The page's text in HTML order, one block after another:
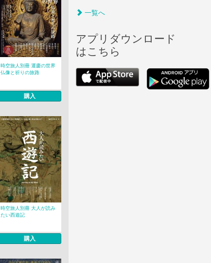
時空旅人別冊 運慶の世界
仏像と祈りの旅路
購入
時空旅人別冊 大人が読み
たい西遊記
購入
一覧へ
アプリダウンロード
はこちら